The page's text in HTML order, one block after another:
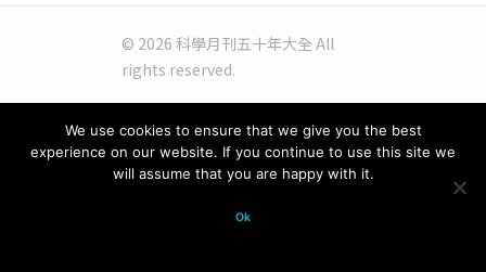
© 2026 科學月刊五十年大全 All
rights reserved.
We use cookies to ensure that we give you the best
experience on our website. If you continue to use this site we
will assume that you are happy with it.
Ok